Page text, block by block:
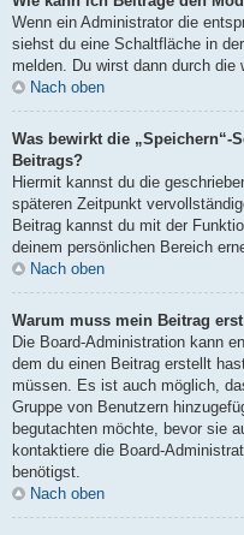
Wenn ein Administrator die
siehst du eine Schaltfläche in
melden. Du wirst dann durch die
Nach oben
Was bewirkt die „Speichern“-
Beitrags?
Hiermit kannst du die
späteren Zeitpunkt
Beitrag kannst du mit der
deinem persönlichen Bereich
Nach oben
Warum muss mein Beitrag
Die Board-Administration kann
dem du einen Beitrag erstellt
müssen. Es ist auch möglich,
Gruppe von Benutzern
begutachten möchte, bevor sie
kontaktiere die Board-
benötigst.
Nach oben